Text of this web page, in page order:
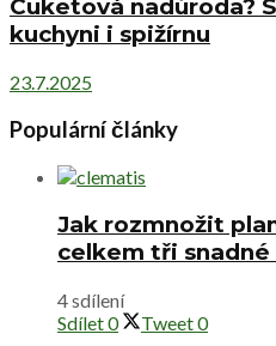
Cuketová nadúroda?
kuchyni i spižírnu
23.7.2025
Populární články
Jak rozmnožit
celkem tři snadné
4 sdílení
Sdílet0 Tweet0